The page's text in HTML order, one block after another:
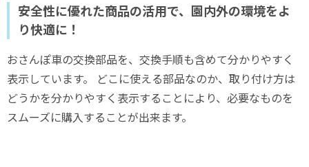
安全性に優れた商品の活用で、園内外の環境をよ
り快適に！
おさんぽ車の交換部品を、交換手順も含めて分かりやすく
表示しています。 どこに使える部品なのか、取り付け方は
どうかを分かりやすく表示することにより、必要なものを
スムーズに購入することが出来ます。